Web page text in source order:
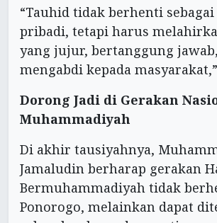
“Tauhid tidak berhenti
pribadi, tetapi harus
yang jujur, bertanggung
mengabdi kepada
Dorong Jadi di Gerakan
Muhammadiyah
Di akhir tausiyahnya,
Jamaludin berharap gerakan
Bermuhammadiyah tidak
Ponorogo, melainkan dapat